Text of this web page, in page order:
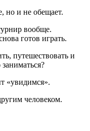
но и не обещает.
вообще.
готов играть.
путешествовать и
«увидимся».
человеком.